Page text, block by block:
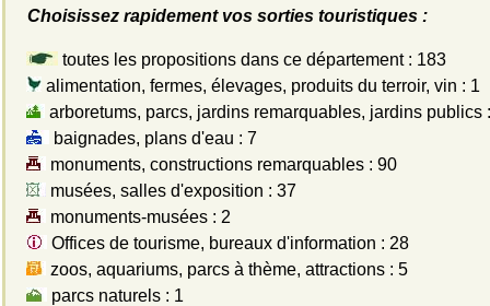
Choisissez rapidement vos sorties touristiques :
toutes les propositions dans ce département : 183
alimentation, fermes, élevages, produits du terroir, vin : 1
arboretums, parcs, jardins remarquables, jardins publics
baignades, plans d'eau : 7
monuments, constructions remarquables : 90
musées, salles d'exposition : 37
monuments-musées : 2
Offices de tourisme, bureaux d'information : 28
zoos, aquariums, parcs à thème, attractions : 5
parcs naturels : 1